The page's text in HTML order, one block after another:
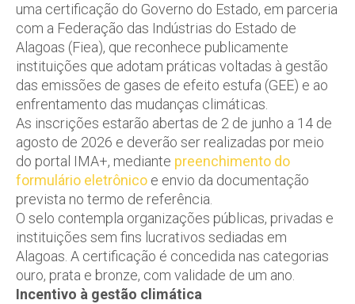
uma certificação do Governo do Estado, em parceria
com a Federação das Indústrias do Estado de
Alagoas (Fiea), que reconhece publicamente
instituições que adotam práticas voltadas à gestão
das emissões de gases de efeito estufa (GEE) e ao
enfrentamento das mudanças climáticas.
As inscrições estarão abertas de 2 de junho a 14 de
agosto de 2026 e deverão ser realizadas por meio
do portal IMA+, mediante preenchimento do
formulário eletrônico e envio da documentação
prevista no termo de referência.
O selo contempla organizações públicas, privadas e
instituições sem fins lucrativos sediadas em
Alagoas. A certificação é concedida nas categorias
ouro, prata e bronze, com validade de um ano.
Incentivo à gestão climática